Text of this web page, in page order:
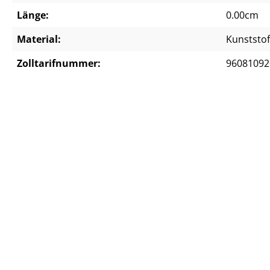
Länge:
0.00cm
Material:
Zolltarifnummer: